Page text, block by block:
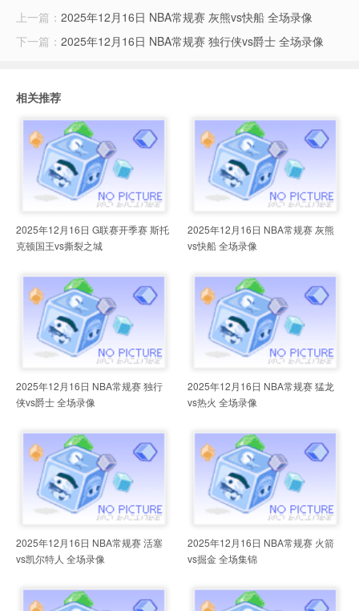
上一篇： 2025年12月16日 NBA常规赛 灰熊vs快船 全场录像
下一篇： 2025年12月16日 NBA常规赛 独行侠vs爵士 全场录像
相关推荐
2025年12月16日 G联赛开季赛 斯托
克顿国王vs撕裂之城
2025年12月16日 NBA常规赛 灰熊
vs快船 全场录像
2025年12月16日 NBA常规赛 独行
侠vs爵士 全场录像
2025年12月16日 NBA常规赛 猛龙
vs热火 全场录像
2025年12月16日 NBA常规赛 活塞
vs凯尔特人 全场录像
2025年12月16日 NBA常规赛 火箭
vs掘金 全场集锦